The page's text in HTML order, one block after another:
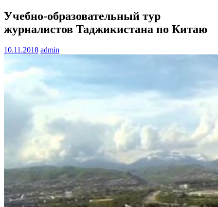
Учебно-образовательный тур
журналистов Таджикистана по Китаю
10.11.2018 admin